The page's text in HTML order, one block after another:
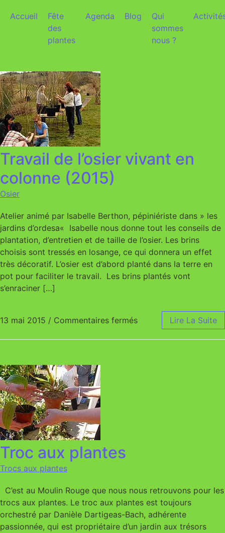
Accueil
Fête
des
plantes
Agenda Blog
Qui
sommes
nous ?
Travail de l’osier vivant en
colonne (2015)
Osier
Atelier animé par Isabelle Berthon, pépiniériste dans » les
jardins d’ordesa« Isabelle nous donne tout les conseils de
plantation, d’entretien et de taille de l’osier. Les brins
choisis sont tressés en losange, ce qui donnera un effet
très décoratif. L’osier est d’abord planté dans la terre en
pot pour faciliter le travail. Les brins plantés vont
s’enraciner […]
13 mai 2015 / Commentaires fermés sur Travail de l’osier
Lire La Suite
Troc aux plantes
Trocs aux plantes
C’est au Moulin Rouge que nous nous retrouvons pour les
trocs aux plantes. Le troc aux plantes est toujours
orchestré par Danièle Dartigeas-Bach, adhérente
passionnée, qui est propriétaire d’un jardin aux trésors